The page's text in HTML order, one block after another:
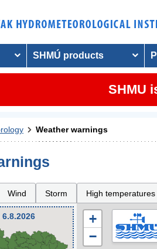
SHMÚ products
SHMU
Weather warnings
Wind Storm High temperatures
+
−